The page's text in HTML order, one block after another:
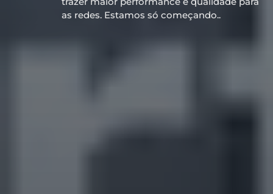
as redes. Estamos só começando..